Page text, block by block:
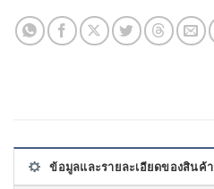
ข้อมูลและรายละเอียดของสินค้า